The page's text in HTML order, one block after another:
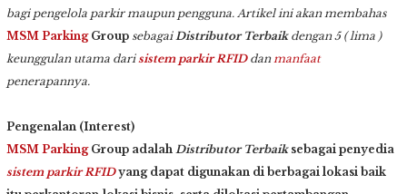
bagi pengelola parkir maupun pengguna. Artikel ini akan membahas
MSM ParkingGroup sebagai Distributor Terbaikdengan 5 ( lima )
keunggulan utama dari sistem parkir RFID dan manfaat
penerapannya.
Pengenalan (Interest)
MSM ParkingGroup adalah Distributor Terbaiksebagai penyedia
sistem parkir RFID yang dapat digunakan di berbagai lokasi baik